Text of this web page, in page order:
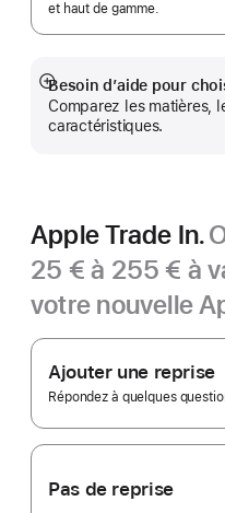
et haut de gamme.
Besoin d’aide pour
Comparez les matières,
caractéristiques.
Afficher
plus
Apple Trade In.
25 € à 255 € à
votre nouvelle
de
de
page
Apple
Trade In.
Ajouter une reprise
Répondez à quelques
Pas de reprise